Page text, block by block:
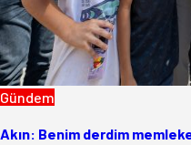
Gündem
Akın: Benim derdim